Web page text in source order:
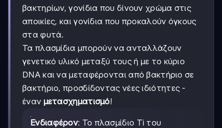
βακτηρίων, γονίδια που δίνουν χρώμα στις
αποικίες, και γονίδια που προκαλούν όγκους
στα φυτά.
Τα πλασμίδια μπορούν να ανταλλάζουν
γενετικό υλικό μεταξύ τους ή με το κύριο
DNA και να μεταφέρονται από βακτήριο σε
βακτήριο, προσδίδοντας νέες ιδιότητες -
έναν μετασχηματισμό!
Ενδιαφέρον: Το πλασμίδιο Ti του